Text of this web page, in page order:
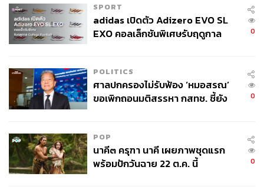
ในฐานะที่เป็นแชมป์ อะไรคือความท้าทายสำหรับคุณ
นอกจากการป้องกันแชมป์ เป้าหมายถัดไปคืออะไร?
SPORT
adidas เปิดตัว Adizero EVO SL
EXO คอลเล็กชันพิเศษรับฤดูกาล
0
POLITICS
ศาลปกครองไม่รับฟ้อง ‘หมอสรณ’
ขอเพิกถอนมติสรรหา กสทช. ชี้ยัง
0
POP
นาคี๓ ครุฑา นาคี เผยภาพชุดแรก
พร้อมปักวันฉาย 22 ต.ค. นี้
0